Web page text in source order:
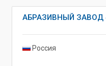
АБРАЗИВНЫЙ ЗАВОД
Россия